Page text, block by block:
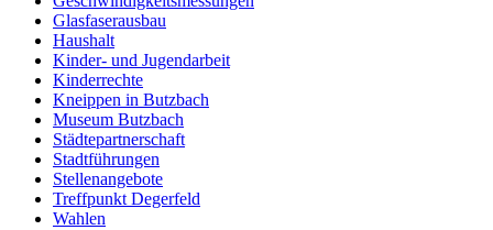
Glasfaserausbau
Haushalt
Kinder- und Jugendarbeit
Kinderrechte
Kneippen in Butzbach
Museum Butzbach
Städtepartnerschaft
Stadtführungen
Stellenangebote
Treffpunkt Degerfeld
Wahlen